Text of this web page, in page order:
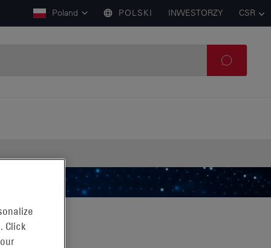
Poland POLSKI INWESTORZY CSR
Click